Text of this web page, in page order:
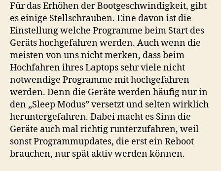
Für das Erhöhen der Bootgeschwindigkeit, gibt
es einige Stellschrauben. Eine davon ist die
Einstellung welche Programme beim Start des
Geräts hochgefahren werden. Auch wenn die
meisten von uns nicht merken, dass beim
Hochfahren ihres Laptops sehr viele nicht
notwendige Programme mit hochgefahren
werden. Denn die Geräte werden häufig nur in
den „Sleep Modus” versetzt und selten wirklich
heruntergefahren. Dabei macht es Sinn die
Geräte auch mal richtig runterzufahren, weil
sonst Programmupdates, die erst ein Reboot
brauchen, nur spät aktiv werden können.